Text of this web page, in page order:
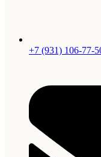
+7 (931) 106-77-